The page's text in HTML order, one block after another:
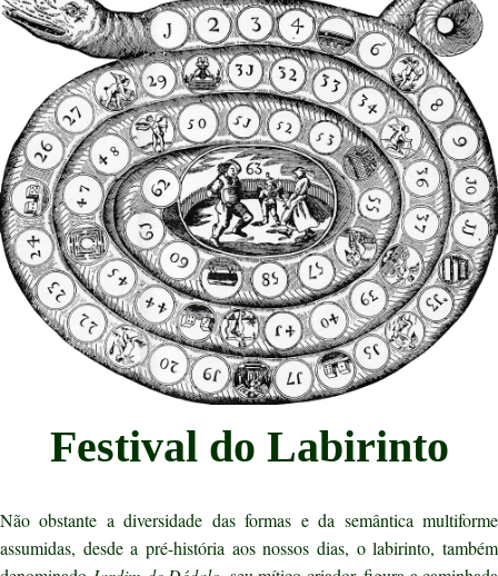
Festival do Labirinto
Não obstante a diversidade das formas e da semântica multiforme
assumidas, desde a pré-história aos nossos dias, o labirinto, também